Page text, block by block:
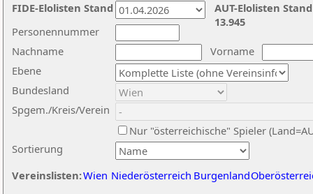
Nachname
Vorname
Ebene
Sortierung
Personennummer
Bundesland
Spgem./Kreis/Verein
Nur "österreichische" Spieler
Vereinslisten:Wien Niederösterreich Burgenland
AUT-Elolisten
13.945
FIDE-Elolisten Stand